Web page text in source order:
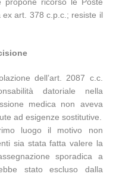
art. 378 c.p.c.; resiste il
dell’art. 2087 c.c.
datoriale nella
medica non aveva
ad esigenze sostitutive.
luogo il motivo non
sia stata fatta valere la
sporadica a
stato escluso dalla